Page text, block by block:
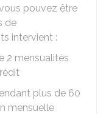
pouvez être
de
intervient :
2 mensualités
plus de 60
mensuelle